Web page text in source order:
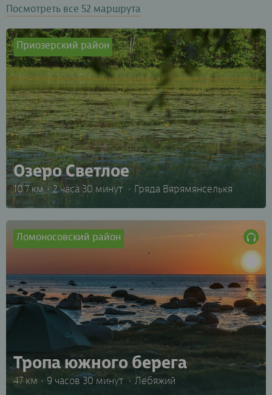
Посмотреть все 52 маршрута
Приозерский район
Озеро Светлое
10.7 км 2 часа 30 минут Гряда Вярямянселькя
Ломоносовский район
Тропа южного берега
47 км 9 часов 30 минут Лебяжий